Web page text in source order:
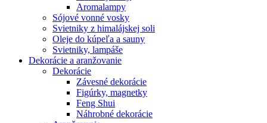
Aromalampy
Sójové vonné vosky
Svietniky z himalájskej soli
Oleje do kúpeľa a sauny
Svietniky, lampáše
Dekorácie a aranžovanie
Dekorácie
Závesné dekorácie
Figúrky, magnetky
Feng Shui
Náhrobné dekorácie